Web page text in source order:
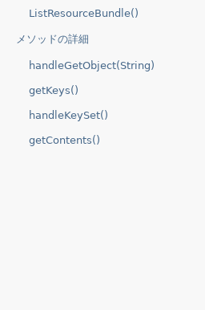
ListResourceBundle()
メソッドの詳細
handleGetObject(String)
getKeys()
handleKeySet()
getContents()